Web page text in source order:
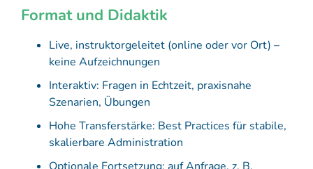
Format und Didaktik
Live, instruktorgeleitet (online oder vor Ort) –
keine Aufzeichnungen
Interaktiv: Fragen in Echtzeit, praxisnahe
Szenarien, Übungen
Hohe Transferstärke: Best Practices für stabile,
skalierbare Administration